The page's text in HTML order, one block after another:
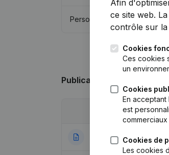
Personnel
Publications
07-07-2022
Afin
ce site web.
contrôle sur la
Cookies
Ces cookies
un
Cookies
En
est
Cookies de
Les cookies